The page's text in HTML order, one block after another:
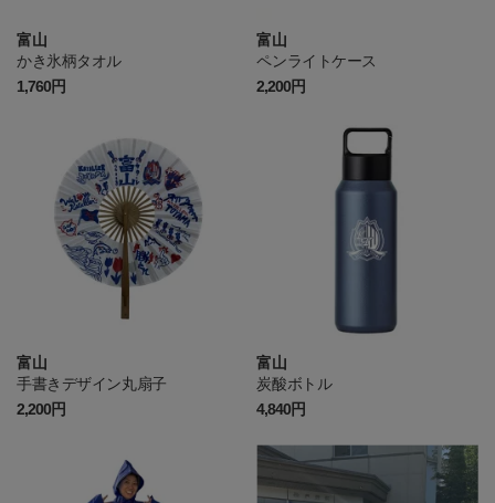
富山
かき氷柄タオル
1,760円
富山
ペンライトケース
2,200円
富山
手書きデザイン丸扇子
2,200円
富山
炭酸ボトル
4,840円